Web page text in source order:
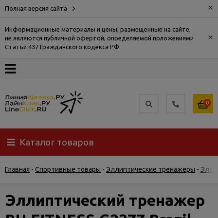
Полная версия сайта ×
Информационные материалы и цены, размещенные на сайте,
не являются публичной офертой, определяемой положениями
Статьи 437 Гражданского кодекса РФ.
×
О
Доставка
Самовывоз
Гарантия
возврат
0
Каталог товаров
Главная - Спортивные товары - Эллиптические тренажеры -
Эллиптический тренажер